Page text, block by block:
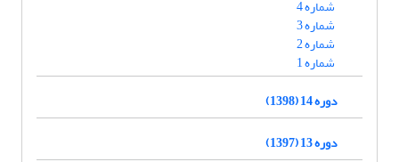
شماره 4
شماره 3
شماره 2
شماره 1
دوره 14 (1398)
دوره 13 (1397)